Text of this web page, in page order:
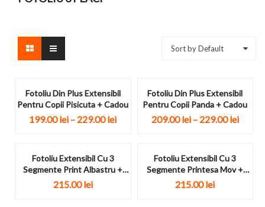
Sort by Default
Fotoliu Din Plus Extensibil
Pentru Copii Pisicuta + Cadou
199.00lei – 229.00lei
Fotoliu Din Plus Extensibil
Pentru Copii Panda + Cadou
209.00lei– 229.00lei
Fotoliu Extensibil Cu 3
Segmente Print Albastru +
Cadou
215.00lei
Fotoliu Extensibil Cu 3
Segmente Printesa Mov +
Cadou
215.00lei